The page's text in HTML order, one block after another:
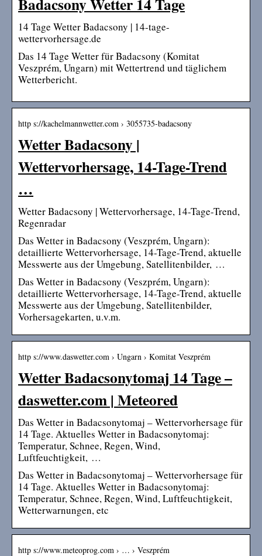
14 Tage Wetter Badacsony | 14-tage-
wettervorhersage.de
Das 14 Tage Wetter für Badacsony (Komitat
Veszprém, Ungarn) mit Wettertrend und täglichem
Wetterbericht.
http s://kachelmannwetter.com › 3055735-badacsony
Wetter Badacsony |
Wettervorhersage, 14-Tage-Trend
…
Wetter Badacsony | Wettervorhersage, 14-Tage-Trend,
Regenradar
Das Wetter in Badacsony (Veszprém, Ungarn):
detaillierte Wettervorhersage, 14-Tage-Trend, aktuelle
Messwerte aus der Umgebung, Satellitenbilder, …
Das Wetter in Badacsony (Veszprém, Ungarn):
detaillierte Wettervorhersage, 14-Tage-Trend, aktuelle
Messwerte aus der Umgebung, Satellitenbilder,
Vorhersagekarten, u.v.m.
http s://www.daswetter.com › Ungarn › Komitat Veszprém
Wetter Badacsonytomaj 14 Tage –
daswetter.com | Meteored
Das Wetter in Badacsonytomaj – Wettervorhersage für
14 Tage. Aktuelles Wetter in Badacsonytomaj:
Temperatur, Schnee, Regen, Wind,
Luftfeuchtigkeit, …
Das Wetter in Badacsonytomaj – Wettervorhersage für
14 Tage. Aktuelles Wetter in Badacsonytomaj:
Temperatur, Schnee, Regen, Wind, Luftfeuchtigkeit,
Wetterwarnungen, etc
http s://www.meteoprog.com › … › Veszprém